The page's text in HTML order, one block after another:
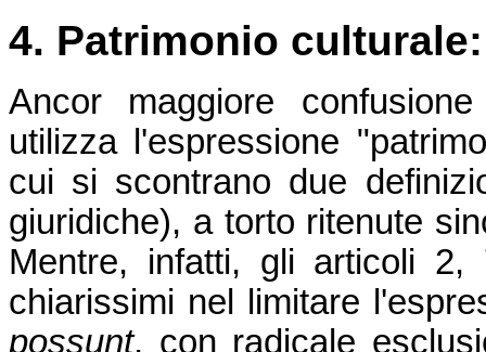
4. Patrimonio
Ancor maggiore
utilizza l'espressione
cui si scontrano due
giuridiche), a torto ritenute
Mentre, infatti, gli articoli 2,
chiarissimi nel limitare
possunt, con radicale